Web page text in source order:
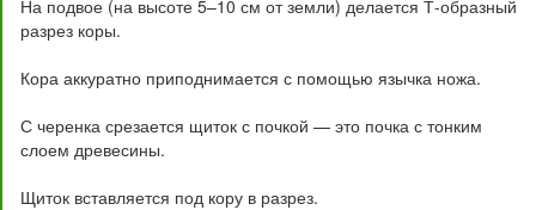
На подвое (на высоте 5–10 см от земли) делается Т-образный
разрез коры.
Кора аккуратно приподнимается с помощью язычка ножа.
С черенка срезается щиток с почкой — это почка с тонким
слоем древесины.
Щиток вставляется под кору в разрез.